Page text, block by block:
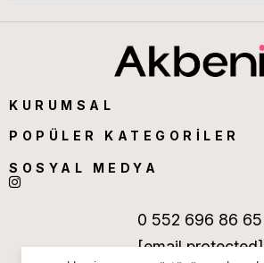
KURUMSAL
POPÜLER KATEGORİLER
SOSYAL MEDYA
0 552 696 86 65
[email protected]